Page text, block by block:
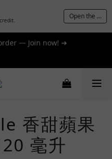
Open the App
🚚 $1200+ for FREE same-
— Join now! ➔
香甜蘋果
毫升